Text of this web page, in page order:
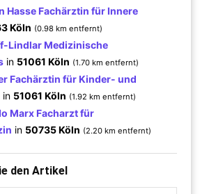
Hasse Fachärztin für Innere
Köln (0.98 km entfernt)
Lindlar Medizinische
in 51061 Köln (1.70 km entfernt)
Fachärztin für Kinder- und
in 51061 Köln (1.92 km entfernt)
Marx Facharzt für
in 50735 Köln (2.20 km entfernt)
den Artikel